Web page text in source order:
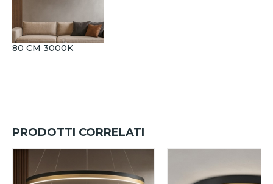
80 CM 3000K
PRODOTTI CORRELATI